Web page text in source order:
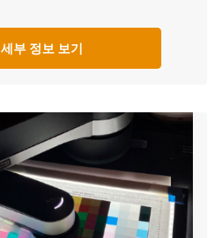
세부 정보 보기